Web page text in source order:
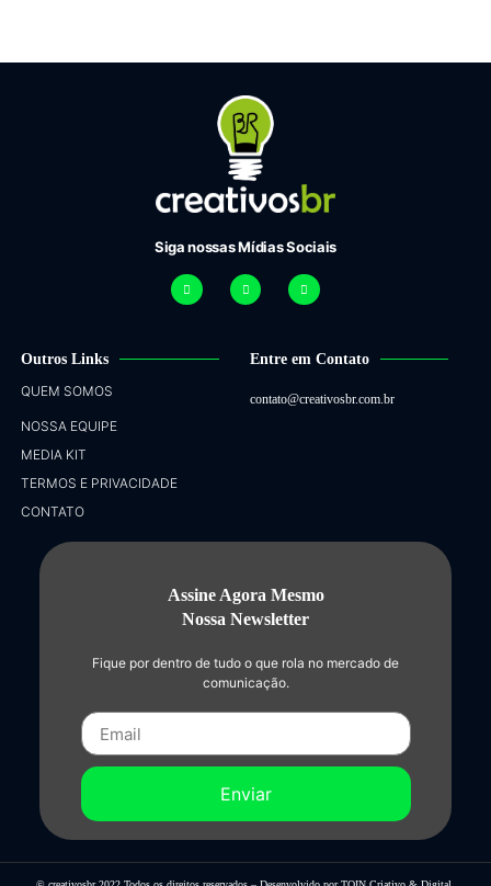
Siga nossas Mídias Sociais
Outros Links
QUEM SOMOS
NOSSA EQUIPE
MEDIA KIT
TERMOS E PRIVACIDADE
CONTATO
Entre em Contato
contato@creativosbr.com.br
Assine Agora Mesmo
Nossa Newsletter
Fique por dentro de tudo o que rola no mercado de
comunicação.
Enviar